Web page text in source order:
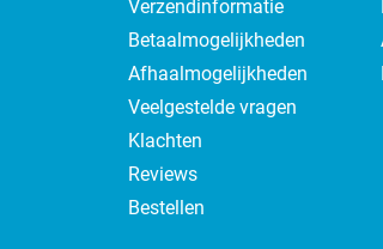
Verzendinformatie
Betaalmogelijkheden
Afhaalmogelijkheden
Veelgestelde vragen
Klachten
Reviews
Bestellen